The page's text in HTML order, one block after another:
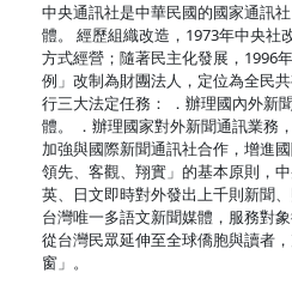
中央通訊社是中華民國的國家通訊
體。 經歷組織改造，1973年中央社
方式經營；隨著民主化發展，1996
例」改制為財團法人，定位為全民
行三大法定任務： ．辦理國內外新
體。 ．辦理國家對外新聞通訊業務
加強與國際新聞通訊社合作，增進
領先、客觀、翔實」的基本原則，
英、日文即時對外發出上千則新聞
台灣唯一多語文新聞媒體，服務對
從台灣民眾延伸至全球僑胞與讀者
窗」。